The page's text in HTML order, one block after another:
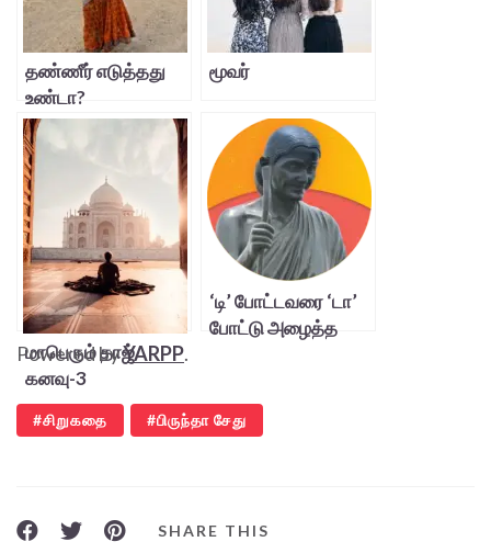
தண்ணீர் எடுத்தது
உண்டா?
மூவர்
மாபெரும் தாஜ்
கனவு-3
‘டி’ போட்டவரை ‘டா’
போட்டு அழைத்த
Powered byYARPP.
சிறுகதை பிருந்தா சேது
SHARE THIS